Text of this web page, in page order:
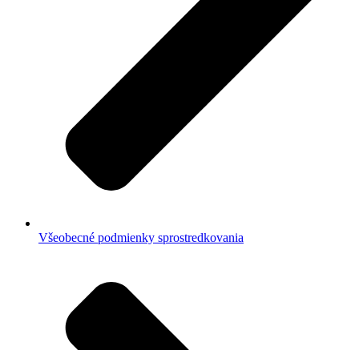
Všeobecné podmienky sprostredkovania